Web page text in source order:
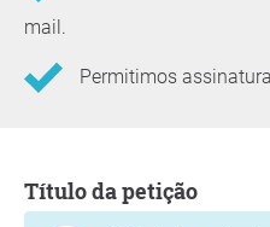
mail.
Permitimos
Título da petição